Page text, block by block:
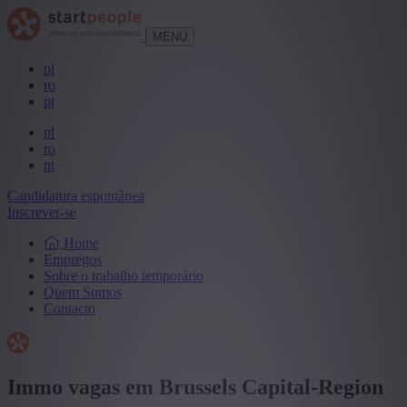
MENU
pl
ro
pt
pl
ro
pt
Candidatura espontânea
Inscrever-se
Home
Empregos
Sobre o trabalho temporário
Quem Somos
Contacto
Immo vagas em Brussels Capital-Region